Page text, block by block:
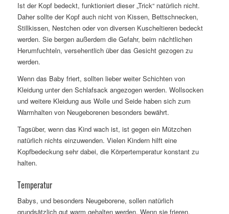
Ist der Kopf bedeckt, funktioniert dieser „Trick“ natürlich nicht.
Daher sollte der Kopf auch nicht von Kissen, Bettschnecken,
Stillkissen, Nestchen oder von diversen Kuscheltieren bedeckt
werden. Sie bergen außerdem die Gefahr, beim nächtlichen
Herumfuchteln, versehentlich über das Gesicht gezogen zu
werden.
Wenn das Baby friert, sollten lieber weiter Schichten von
Kleidung unter den Schlafsack angezogen werden. Wollsocken
und weitere Kleidung aus Wolle und Seide haben sich zum
Warmhalten von Neugeborenen besonders bewährt.
Tagsüber, wenn das Kind wach ist, ist gegen ein Mützchen
natürlich nichts einzuwenden. Vielen Kindern hilft eine
Kopfbedeckung sehr dabei, die Körpertemperatur konstant zu
halten.
Temperatur
Babys, und besonders Neugeborene, sollen natürlich
grundsätzlich gut warm gehalten werden. Wenn sie frieren,